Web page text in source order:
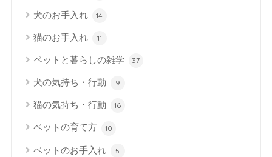
犬のお手入れ 14
猫のお手入れ 11
ペットと暮らしの雑学 37
犬の気持ち・行動 9
猫の気持ち・行動 16
ペットの育て方 10
ペットのお手入れ 5